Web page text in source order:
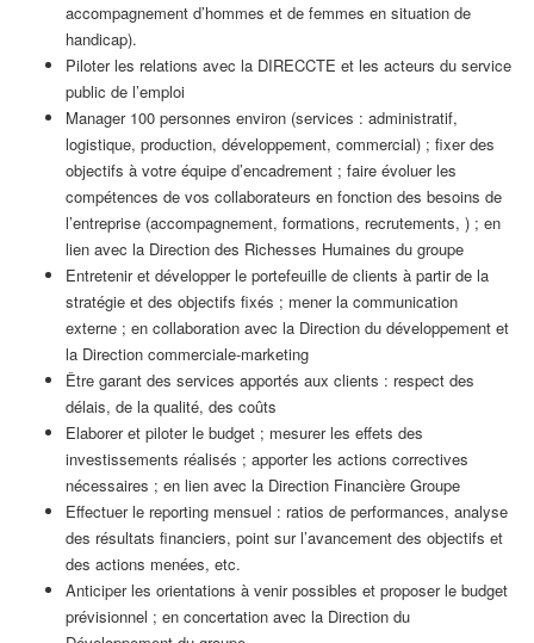
accompagnement d’hommes et de femmes en situation de
handicap).
Piloter les relations avec la DIRECCTE et les acteurs du service
public de l’emploi
Manager 100 personnes environ (services : administratif,
logistique, production, développement, commercial) ; fixer des
objectifs à votre équipe d’encadrement ; faire évoluer les
compétences de vos collaborateurs en fonction des besoins de
l’entreprise (accompagnement, formations, recrutements, ) ; en
lien avec la Direction des Richesses Humaines du groupe
Entretenir et développer le portefeuille de clients à partir de la
stratégie et des objectifs fixés ; mener la communication
externe ; en collaboration avec la Direction du développement et
la Direction commerciale-marketing
Être garant des services apportés aux clients : respect des
délais, de la qualité, des coûts
Elaborer et piloter le budget ; mesurer les effets des
investissements réalisés ; apporter les actions correctives
nécessaires ; en lien avec la Direction Financière Groupe
Effectuer le reporting mensuel : ratios de performances, analyse
des résultats financiers, point sur l’avancement des objectifs et
des actions menées, etc.
Anticiper les orientations à venir possibles et proposer le budget
prévisionnel ; en concertation avec la Direction du